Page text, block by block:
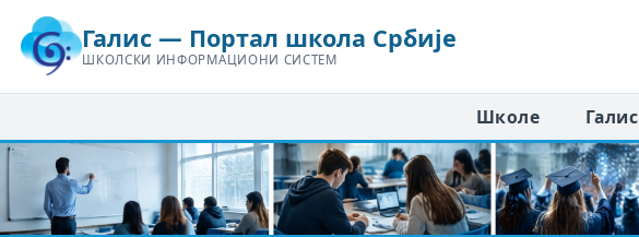
Галис — Портал школа Србије
ШКОЛСКИ ИНФОРМАЦИОНИ СИСТЕМ
Школе Галис